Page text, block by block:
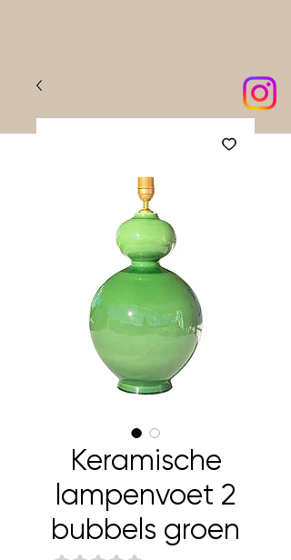
Keramische
lampenvoet 2
bubbels groen